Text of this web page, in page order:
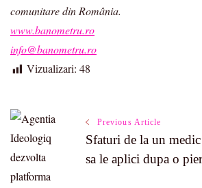
comunitare din România.
www.banometru.ro
info@banometru.ro
Vizualizari: 48
Post
Navigation
Previous Article
Sfaturi de la un
sa le aplici dupa o